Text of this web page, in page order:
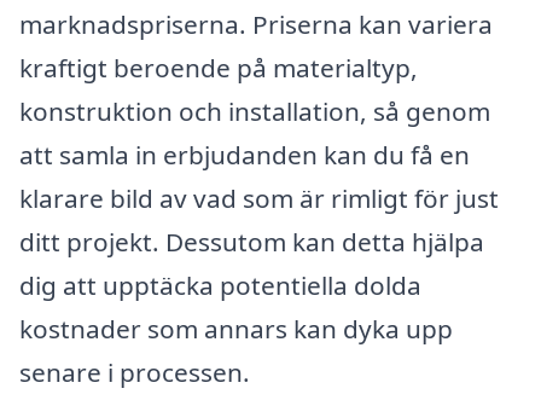
marknadspriserna. Priserna kan variera
kraftigt beroende på materialtyp,
konstruktion och installation, så genom
att samla in erbjudanden kan du få en
klarare bild av vad som är rimligt för just
ditt projekt. Dessutom kan detta hjälpa
dig att upptäcka potentiella dolda
kostnader som annars kan dyka upp
senare i processen.